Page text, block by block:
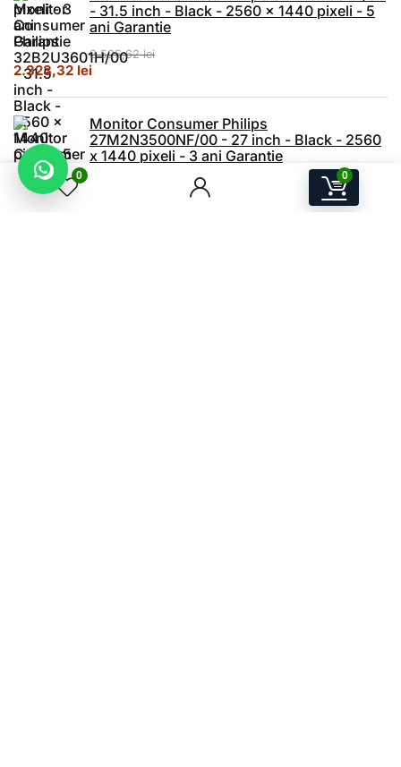
0 0
- 31.5 inch - Black - 2560 x 1440 pixeli - 5
ani Garantie
2.525,62lei
Prețul inițial a fost: 2.525,62 lei.
2.323,32 leiPrețul curent este: 2.323,32 lei.
Monitor Consumer Philips
27M2N3500NF/00 - 27 inch - Black - 2560
x 1440 pixeli - 3 ani Garantie
Prețul inițial a fost: 1.193,62 lei.
980,13 lei Prețul curent este: 980,13 lei.